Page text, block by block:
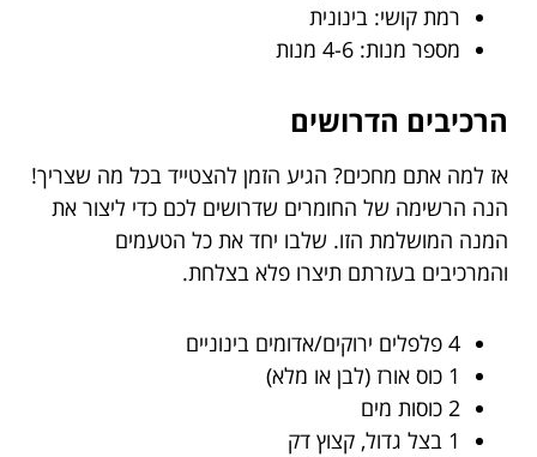
רמת קושי: בינונית
מספר מנות: 4-6 מנות
הרכיבים הדרושים
אז למה אתם מחכים? הגיע הזמן להצטייד בכל מה שצריך!
הנה הרשימה של החומרים שדרושים לכם כדי ליצור את
המנה המושלמת הזו. שלבו יחד את כל הטעמים
והמרכיבים בעזרתם תיצרו פלא בצלחת.
4 פלפלים ירוקים/אדומים בינוניים
1 כוס אורז (לבן או מלא)
2 כוסות מים
1 בצל גדול, קצוץ דק